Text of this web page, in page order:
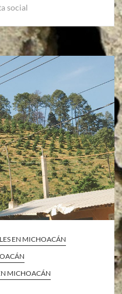
social
EN MICHOACÁN
MICHOACÁN